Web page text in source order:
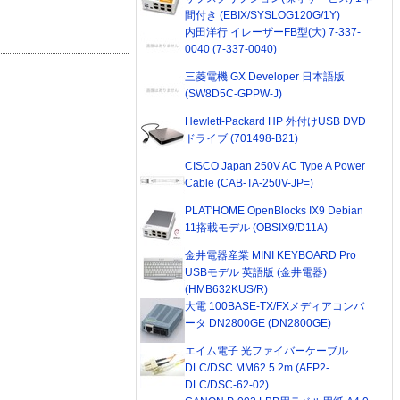
間付き (EBIX/SYSLOG120G/1Y)
内田洋行 イレーザーFB型(大) 7-337-
0040 (7-337-0040)
三菱電機 GX Developer 日本語版
(SW8D5C-GPPW-J)
Hewlett-Packard HP 外付けUSB DVD
ドライブ (701498-B21)
CISCO Japan 250V AC Type A Power
Cable (CAB-TA-250V-JP=)
PLAT'HOME OpenBlocks IX9 Debian
11搭載モデル (OBSIX9/D11A)
金井電器産業 MINI KEYBOARD Pro
USBモデル 英語版 (金井電器)
(HMB632KUS/R)
大電 100BASE-TX/FXメディアコンバ
ータ DN2800GE (DN2800GE)
エイム電子 光ファイバーケーブル
DLC/DSC MM62.5 2m (AFP2-
DLC/DSC-62-02)